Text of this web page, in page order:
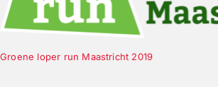
Groene loper run Maastricht 2019